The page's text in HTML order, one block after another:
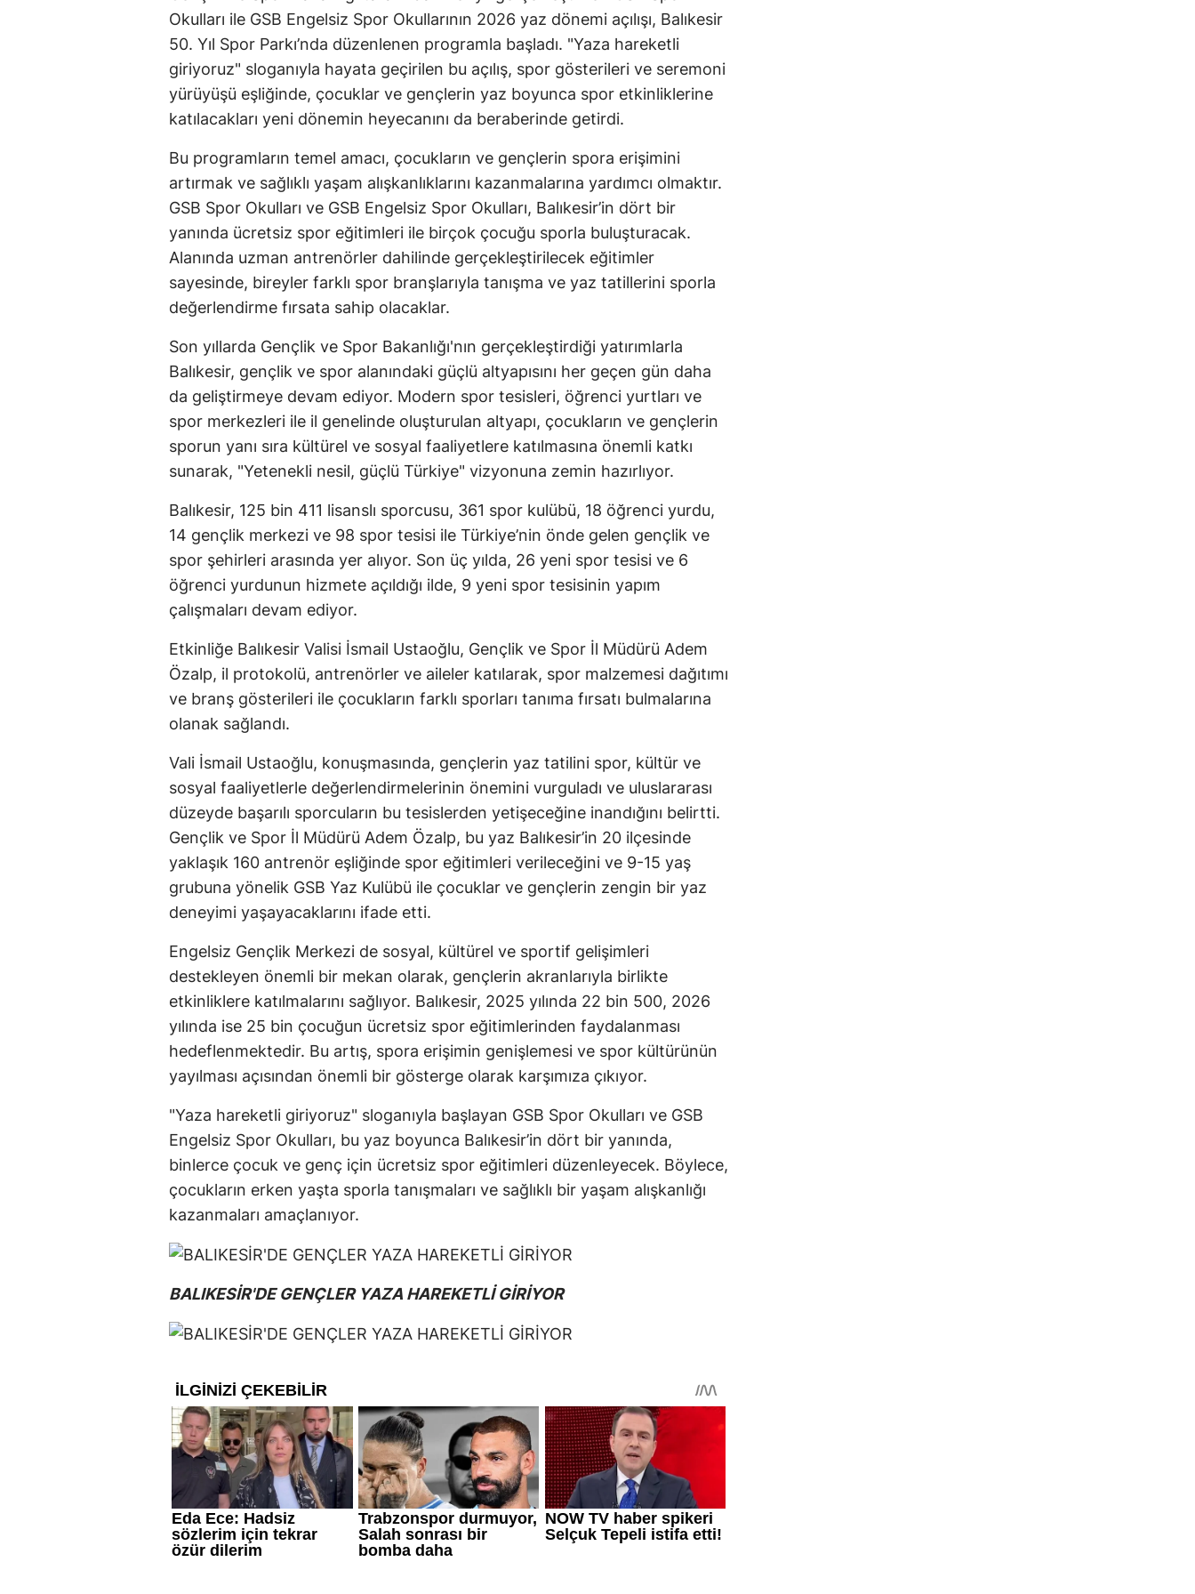
Okulları ile GSB Engelsiz Spor Okullarının 2026 yaz dönemi açılışı, Balıkesir
50. Yıl Spor Parkı’nda düzenlenen programla başladı. "Yaza hareketli
giriyoruz" sloganıyla hayata geçirilen bu açılış, spor gösterileri ve seremoni
yürüyüşü eşliğinde, çocuklar ve gençlerin yaz boyunca spor etkinliklerine
katılacakları yeni dönemin heyecanını da beraberinde getirdi.
Bu programların temel amacı, çocukların ve gençlerin spora erişimini
artırmak ve sağlıklı yaşam alışkanlıklarını kazanmalarına yardımcı olmaktır.
GSB Spor Okulları ve GSB Engelsiz Spor Okulları, Balıkesir’in dört bir
yanında ücretsiz spor eğitimleri ile birçok çocuğu sporla buluşturacak.
Alanında uzman antrenörler dahilinde gerçekleştirilecek eğitimler
sayesinde, bireyler farklı spor branşlarıyla tanışma ve yaz tatillerini sporla
değerlendirme fırsata sahip olacaklar.
Son yıllarda Gençlik ve Spor Bakanlığı'nın gerçekleştirdiği yatırımlarla
Balıkesir, gençlik ve spor alanındaki güçlü altyapısını her geçen gün daha
da geliştirmeye devam ediyor. Modern spor tesisleri, öğrenci yurtları ve
spor merkezleri ile il genelinde oluşturulan altyapı, çocukların ve gençlerin
sporun yanı sıra kültürel ve sosyal faaliyetlere katılmasına önemli katkı
sunarak, "Yetenekli nesil, güçlü Türkiye" vizyonuna zemin hazırlıyor.
Balıkesir, 125 bin 411 lisanslı sporcusu, 361 spor kulübü, 18 öğrenci yurdu,
14 gençlik merkezi ve 98 spor tesisi ile Türkiye’nin önde gelen gençlik ve
spor şehirleri arasında yer alıyor. Son üç yılda, 26 yeni spor tesisi ve 6
öğrenci yurdunun hizmete açıldığı ilde, 9 yeni spor tesisinin yapım
çalışmaları devam ediyor.
Etkinliğe Balıkesir Valisi İsmail Ustaoğlu, Gençlik ve Spor İl Müdürü Adem
Özalp, il protokolü, antrenörler ve aileler katılarak, spor malzemesi dağıtımı
ve branş gösterileri ile çocukların farklı sporları tanıma fırsatı bulmalarına
olanak sağlandı.
Vali İsmail Ustaoğlu, konuşmasında, gençlerin yaz tatilini spor, kültür ve
sosyal faaliyetlerle değerlendirmelerinin önemini vurguladı ve uluslararası
düzeyde başarılı sporcuların bu tesislerden yetişeceğine inandığını belirtti.
Gençlik ve Spor İl Müdürü Adem Özalp, bu yaz Balıkesir’in 20 ilçesinde
yaklaşık 160 antrenör eşliğinde spor eğitimleri verileceğini ve 9-15 yaş
grubuna yönelik GSB Yaz Kulübü ile çocuklar ve gençlerin zengin bir yaz
deneyimi yaşayacaklarını ifade etti.
Engelsiz Gençlik Merkezi de sosyal, kültürel ve sportif gelişimleri
destekleyen önemli bir mekan olarak, gençlerin akranlarıyla birlikte
etkinliklere katılmalarını sağlıyor. Balıkesir, 2025 yılında 22 bin 500, 2026
yılında ise 25 bin çocuğun ücretsiz spor eğitimlerinden faydalanması
hedeflenmektedir. Bu artış, spora erişimin genişlemesi ve spor kültürünün
yayılması açısından önemli bir gösterge olarak karşımıza çıkıyor.
"Yaza hareketli giriyoruz" sloganıyla başlayan GSB Spor Okulları ve GSB
Engelsiz Spor Okulları, bu yaz boyunca Balıkesir’in dört bir yanında,
binlerce çocuk ve genç için ücretsiz spor eğitimleri düzenleyecek. Böylece,
çocukların erken yaşta sporla tanışmaları ve sağlıklı bir yaşam alışkanlığı
kazanmaları amaçlanıyor.
BALIKESİR'DE GENÇLER YAZA HAREKETLİ GİRİYOR